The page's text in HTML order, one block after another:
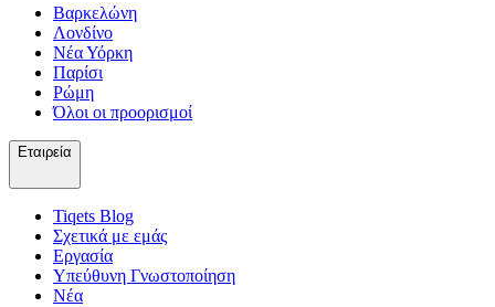
Βαρκελώνη
Λονδίνο
Νέα Υόρκη
Παρίσι
Ρώμη
Όλοι οι προορισμοί
Εταιρεία
Tiqets Βlog
Σχετικά με εμάς
Εργασία
Υπεύθυνη Γνωστοποίηση
Νέα